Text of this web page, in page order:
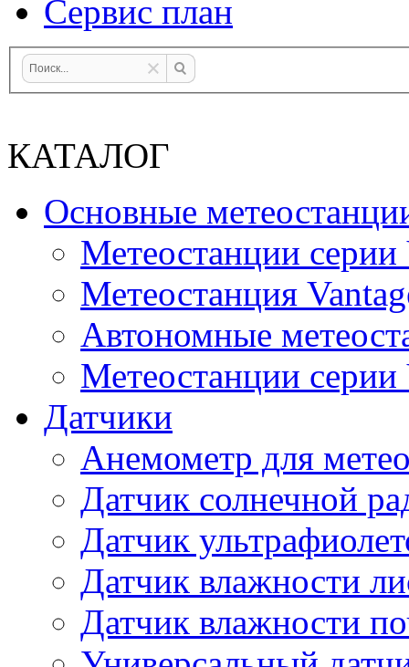
Сервис план
КАТАЛОГ
Основные
Метеостанции
Метеостанция
Автономные
Метеостанции серии
Датчики
Анемометр для
Датчик солнечной
Датчик
Датчик влажности
Датчик влажности